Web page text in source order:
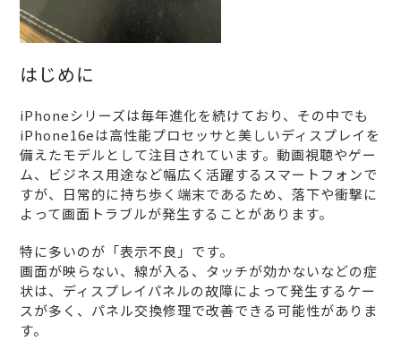
はじめに
iPhoneシリーズは毎年進化を続けており、その中でも
iPhone16eは高性能プロセッサと美しいディスプレイを
備えたモデルとして注目されています。動画視聴やゲー
ム、ビジネス用途など幅広く活躍するスマートフォンで
すが、日常的に持ち歩く端末であるため、落下や衝撃に
よって画面トラブルが発生することがあります。
特に多いのが「表示不良」です。
画面が映らない、線が入る、タッチが効かないなどの症
状は、ディスプレイパネルの故障によって発生するケー
スが多く、パネル交換修理で改善できる可能性がありま
す。